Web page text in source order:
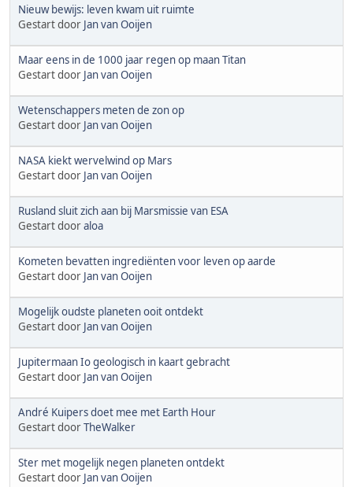
Nieuw bewijs: leven kwam uit ruimte
Gestart door Jan van Ooijen
Maar eens in de 1000 jaar regen op maan Titan
Gestart door Jan van Ooijen
Wetenschappers meten de zon op
Gestart door Jan van Ooijen
NASA kiekt wervelwind op Mars
Gestart door Jan van Ooijen
Rusland sluit zich aan bij Marsmissie van ESA
Gestart dooraloa
Kometen bevatten ingrediënten voor leven op aarde
Gestart door Jan van Ooijen
Mogelijk oudste planeten ooit ontdekt
Gestart door Jan van Ooijen
Jupitermaan Io geologisch in kaart gebracht
Gestart door Jan van Ooijen
André Kuipers doet mee met Earth Hour
Gestart doorTheWalker
Ster met mogelijk negen planeten ontdekt
Gestart door Jan van Ooijen